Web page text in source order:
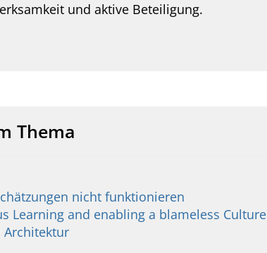
und aktive Beteiligung.
Thema
nicht funktionieren
Learning and enabling a blameless Culture
Architektur